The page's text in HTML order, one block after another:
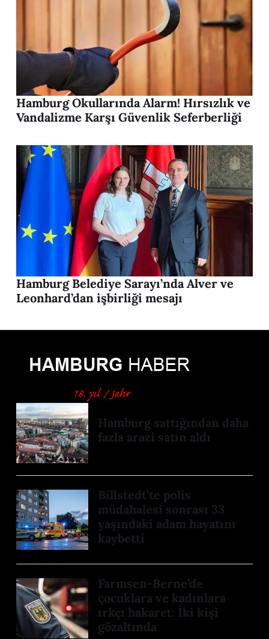
Hamburg Okullarında Alarm! Hırsızlık ve
Vandalizme Karşı Güvenlik Seferberliği
Hamburg Belediye Sarayı’nda Alver ve
Leonhard’dan işbirliği mesajı
Hamburg sattığından daha
fazla arazi satın aldı
Billstedt’te polis
müdahalesi sonrası 33
yaşındaki adam hayatını
kaybetti
Farmsen-Berne’de
çocuklara ve kadınlara
ırkçı hakaret: İki kişi
gözaltında